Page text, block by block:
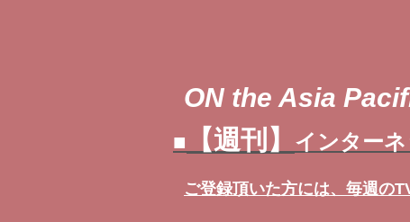
ON the Asia
■ 【週刊】 インター
ご登録頂いた方には、 毎週の